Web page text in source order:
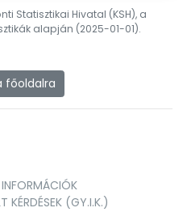
Statisztikai Hivatal (KSH), a
alapján (2025-01-01).
főoldalra
KÉRDÉSEK (GY.I.K.)